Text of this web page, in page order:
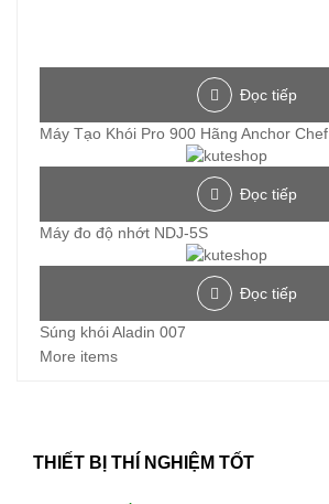
Đọc tiếp
Máy Tạo Khói Pro 900 Hãng Anchor Chef
Đọc tiếp
Máy đo độ nhớt NDJ-5S
Đọc tiếp
Súng khói Aladin 007
More items
THIẾT BỊ THÍ NGHIỆM TỐT